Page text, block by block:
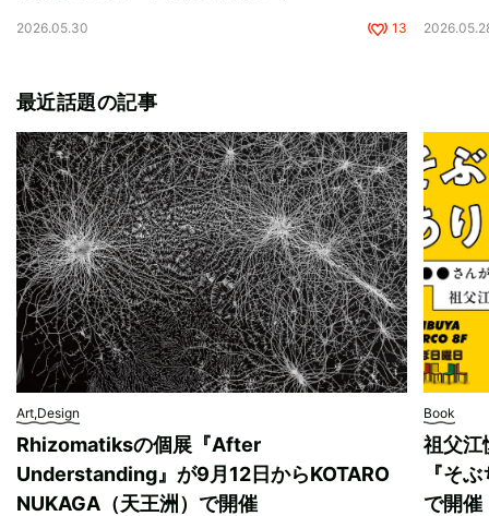
2026.05.30 13
最近話題の記事
Art,Design
Rhizomatiksの個展『After
Understanding』が9月12日からKOTARO
NUKAGA（天王洲）で開催
Book
祖父江
『そ
で開催